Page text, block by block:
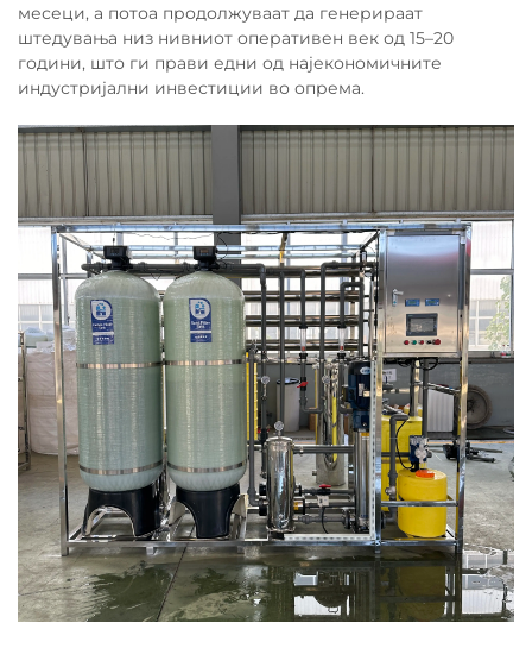
месеци, а потоа продолжуваат да генерираат
штедувања низ нивниот оперативен век од 15–20
години, што ги прави едни од најекономичните
индустријални инвестиции во опрема.